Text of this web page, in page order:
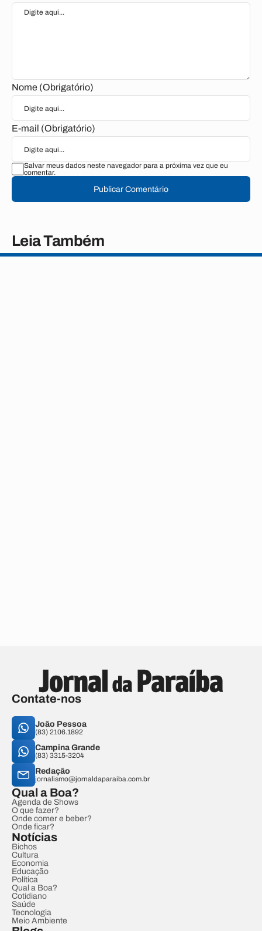
Nome (Obrigatório)
E-mail (Obrigatório)
Salvar meus dados neste navegador para a próxima vez que eu
comentar.
Publicar Comentário
Leia Também
Contate-nos
João Pessoa
(83) 2106.1892
Campina Grande
(83) 3315-3204
Redação
jornalismo@jornaldaparaiba.com.br
Qual a Boa?
Agenda de Shows
O que fazer?
Onde comer e beber?
Onde ficar?
Notícias
Bichos
Cultura
Economia
Educação
Política
Qual a Boa?
Cotidiano
Saúde
Tecnologia
Meio Ambiente